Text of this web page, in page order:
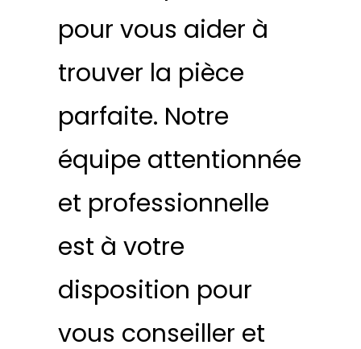
pour vous aider à
trouver la pièce
parfaite. Notre
équipe attentionnée
et professionnelle
est à votre
disposition pour
vous conseiller et